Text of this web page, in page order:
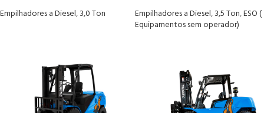
Empilhadores a Diesel,3,0 Ton Empilhadores a Diesel,3,5 Ton,ESO (
Equipamentos sem operador)